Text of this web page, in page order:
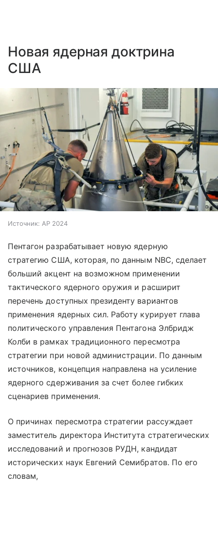
Новая ядерная доктрина
США
Источник: AP 2024
Пентагон разрабатывает новую ядерную
стратегию США, которая, по данным NBC, сделает
больший акцент на возможном применении
тактического ядерного оружия и расширит
перечень доступных президенту вариантов
применения ядерных сил. Работу курирует глава
политического управления Пентагона Элбридж
Колби в рамках традиционного пересмотра
стратегии при новой администрации. По данным
источников, концепция направлена на усиление
ядерного сдерживания за счет более гибких
сценариев применения.
О причинах пересмотра стратегии рассуждает
заместитель директора Института стратегических
исследований и прогнозов РУДН, кандидат
исторических наук Евгений Семибратов. По его
словам,